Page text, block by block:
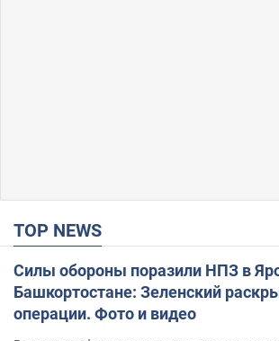
TOP NEWS
Силы обороны поразили НПЗ в
Башкортостане: Зеленский
операции. Фото и видео